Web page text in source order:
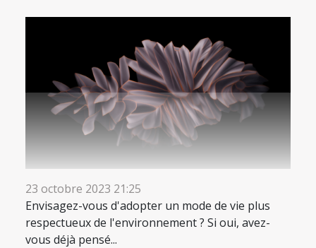
23 octobre 2023 21:25
Envisagez-vous d'adopter un mode de vie plus
respectueux de l'environnement ? Si oui, avez-
vous déjà pensé...